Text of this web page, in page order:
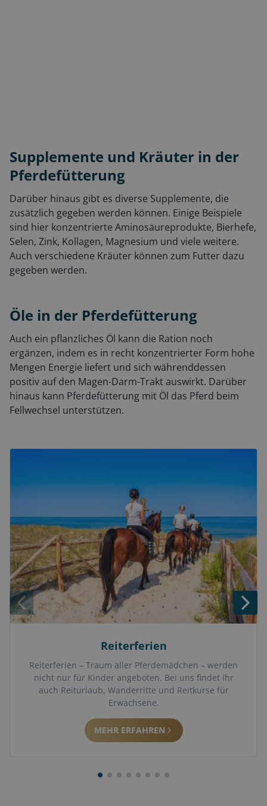
Supplemente und Kräuter in der
Pferdefütterung
Darüber hinaus gibt es diverse Supplemente, die
zusätzlich gegeben werden können. Einige Beispiele
sind hier konzentrierte Aminosäureprodukte, Bierhefe,
Selen, Zink, Kollagen, Magnesium und viele weitere.
Auch verschiedene Kräuter können zum Futter dazu
gegeben werden.
Öle in der Pferdefütterung
Auch ein pflanzliches Öl kann die Ration noch
ergänzen, indem es in recht konzentrierter Form hohe
Mengen Energie liefert und sich währenddessen
positiv auf den Magen-Darm-Trakt auswirkt. Darüber
hinaus kann Pferdefütterung mit Öl das Pferd beim
Fellwechsel unterstützen.
Reiterferien
Reiterferien – Traum aller Pferdemädchen – werden
nicht nur für Kinder angeboten. Bei uns findet ihr
auch Reiturlaub, Wanderritte und Reitkurse für
Erwachsene.
MEHR ERFAHREN